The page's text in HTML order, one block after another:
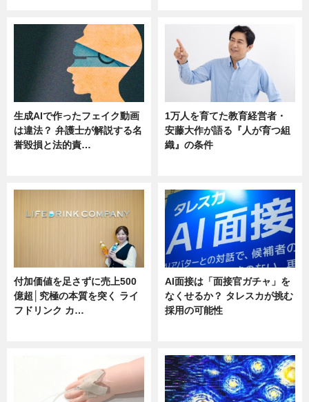
生成AIで作ったフェイク動画
は違法？ 弁護士が解説する名
誉毀損と法的責…
1万人を育てた教育経営者・
安藤大作が語る『人が育つ組
織』の条件
付加価値を足さずに売上500
億超│究極の本質を突く ライ
フドリンク カ…
AI面接は「面接官ガチャ」を
なくせるか？ タレスカが挑む
採用の可能性